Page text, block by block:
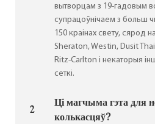
вытворцам з 19-гадовым
супрацоўнічаем з больш
150 краінах свету, сярод
Sheraton, Westin, Dusit
Ritz-Carlton і некаторыя
сеткі.
2
Ці магчыма гэта для
колькасцяў?